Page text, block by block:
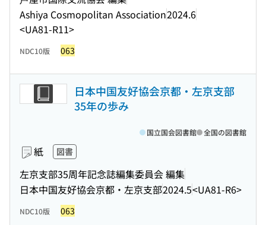
Ashiya Cosmopolitan Association2024.6
<UA81-R11>
NDC10版 063
日本中国友好協会京都・左京支部
35年の歩み
紙 図書
左京支部35周年記念誌編集委員会 編集
日本中国友好協会京都・左京支部2024.5<UA81-R6>
国立国会図書館 全国の図書館
NDC10版 063